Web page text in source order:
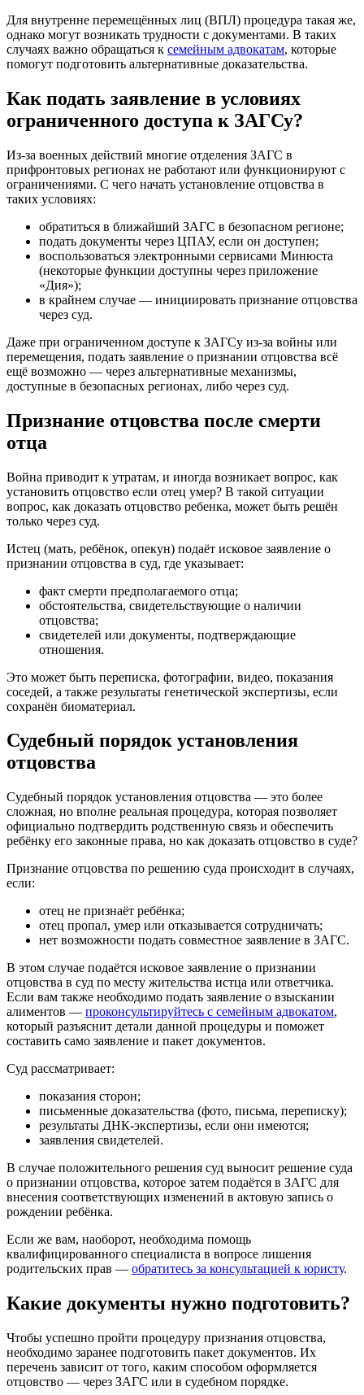
Для внутренне перемещённых лиц (ВПЛ) процедура такая же,
однако могут возникать трудности с документами. В таких
случаях важно обращаться к семейным адвокатам, которые
помогут подготовить альтернативные доказательства.
Как подать заявление в условиях
ограниченного доступа к ЗАГСу?
Из-за военных действий многие отделения ЗАГС в
прифронтовых регионах не работают или функционируют с
ограничениями. С чего начать установление отцовства в
таких условиях:
обратиться в ближайший ЗАГС в безопасном регионе;
подать документы через ЦПАУ, если он доступен;
воспользоваться электронными сервисами Минюста
(некоторые функции доступны через приложение
«Дия»);
в крайнем случае — инициировать признание отцовства
через суд.
Даже при ограниченном доступе к ЗАГСу из-за войны или
перемещения, подать заявление о признании отцовства всё
ещё возможно — через альтернативные механизмы,
доступные в безопасных регионах, либо через суд.
Признание отцовства после смерти
отца
Война приводит к утратам, и иногда возникает вопрос, как
установить отцовство если отец умер? В такой ситуации
вопрос, как доказать отцовство ребенка, может быть решён
только через суд.
Истец (мать, ребёнок, опекун) подаёт исковое заявление о
признании отцовства в суд, где указывает:
факт смерти предполагаемого отца;
обстоятельства, свидетельствующие о наличии
отцовства;
свидетелей или документы, подтверждающие
отношения.
Это может быть переписка, фотографии, видео, показания
соседей, а также результаты генетической экспертизы, если
сохранён биоматериал.
Судебный порядок установления
отцовства
Судебный порядок установления отцовства — это более
сложная, но вполне реальная процедура, которая позволяет
официально подтвердить родственную связь и обеспечить
ребёнку его законные права, но как доказать отцовство в суде?
Признание отцовства по решению суда происходит в случаях,
если:
отец не признаёт ребёнка;
отец пропал, умер или отказывается сотрудничать;
нет возможности подать совместное заявление в ЗАГС.
В этом случае подаётся исковое заявление о признании
отцовства в суд по месту жительства истца или ответчика.
Если вам также необходимо подать заявление о взыскании
алиментов — проконсультируйтесь с семейным адвокатом,
который разъяснит детали данной процедуры и поможет
составить само заявление и пакет документов.
Суд рассматривает:
показания сторон;
письменные доказательства (фото, письма, переписку);
результаты ДНК-экспертизы, если они имеются;
заявления свидетелей.
В случае положительного решения суд выносит решение суда
о признании отцовства, которое затем подаётся в ЗАГС для
внесения соответствующих изменений в актовую запись о
рождении ребёнка.
Если же вам, наоборот, необходима помощь
квалифицированного специалиста в вопросе лишения
родительских прав — обратитесь за консультацией к юристу.
Какие документы нужно подготовить?
Чтобы успешно пройти процедуру признания отцовства,
необходимо заранее подготовить пакет документов. Их
перечень зависит от того, каким способом оформляется
отцовство — через ЗАГС или в судебном порядке.